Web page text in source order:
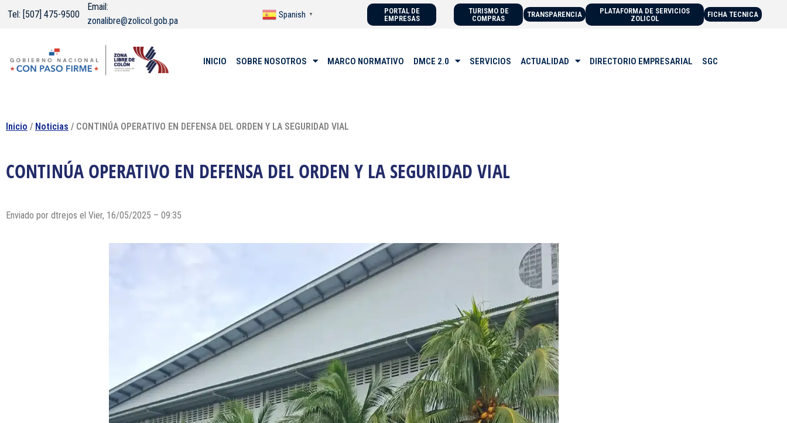
Tel: [507] 475-9500
Email:
zonalibre@zolicol.gob.pa
Spanish ▼
PORTAL DE
EMPRESAS
TURISMO DE
COMPRAS
TRANSPARENCIA
PLATAFORMA DE SERVICIOS
ZOLICOL
FICHA TECNICA
INICIO SOBRE NOSOTROS MARCO NORMATIVO DMCE 2.0 SERVICIOS ACTUALIDAD DIRECTORIO EMPRESARIAL SGC
Inicio / Noticias / CONTINÚA OPERATIVO EN DEFENSA DEL ORDEN Y LA SEGURIDAD VIAL
CONTINÚA OPERATIVO EN DEFENSA DEL ORDEN Y LA SEGURIDAD VIAL
Enviado por dtrejos el Vier, 16/05/2025 – 09:35